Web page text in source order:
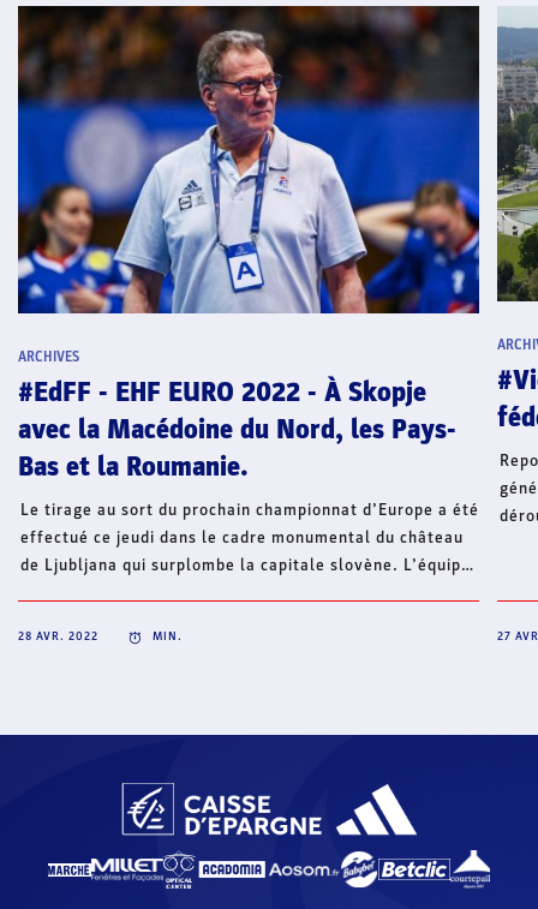
ARCHIVES
#EdFF - EHF EURO 2022 - À Skopje
avec la Macédoine du Nord, les Pays-
Bas et la Roumanie.
Le tirage au sort du prochain championnat d’Europe a été
effectué ce jeudi dans le cadre monumental du château
de Ljubljana qui surplombe la capitale slovène. L’équipe
du Nord, ainsi que les Pays-Bas et la Roumanie.
28 AVR. 2022 MIN. 27